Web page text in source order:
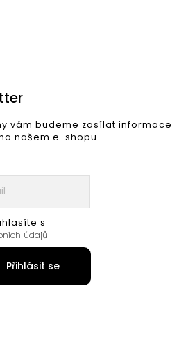
vám budeme zasílat informace
našem e-shopu.
s
údajů
Přihlásit se